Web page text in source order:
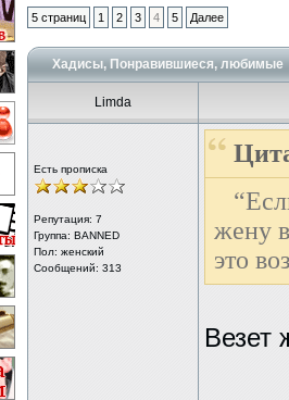
5 страниц 1 2 3 4 5 Далее
Хадисы, Понравившиеся, любимые
Limda
Есть прописка
Репутация: 7
Группа: BANNED
Пол: женский
Сообщений: 313
жену
это
Везет